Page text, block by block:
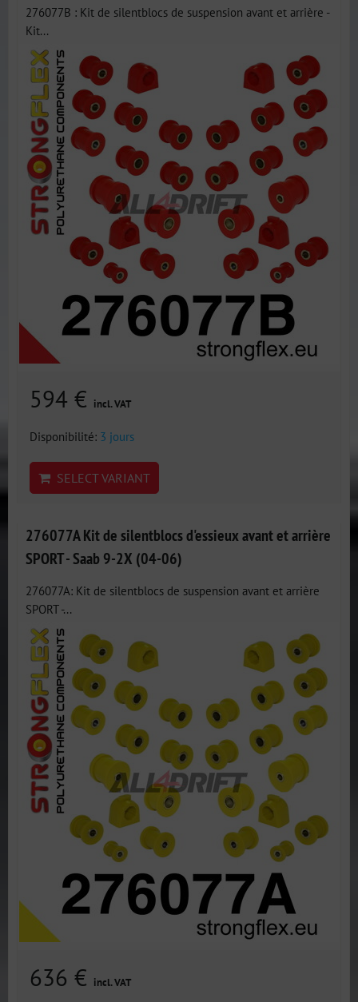
276077B : Kit de silentblocs de suspension avant et arrière -
Kit...
594 € incl. VAT
Disponibilité: 3 jours
SELECT VARIANT
276077A Kit de silentblocs d'essieux avant et arrière
SPORT - Saab 9-2X (04-06)
276077A: Kit de silentblocs de suspension avant et arrière
SPORT -...
636 € incl. VAT